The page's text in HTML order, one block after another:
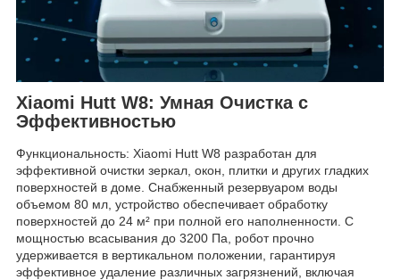
Xiaomi Hutt W8: Умная Очистка с
Эффективностью
Функциональность: Xiaomi Hutt W8 разработан для
эффективной очистки зеркал, окон, плитки и других гладких
поверхностей в доме. Снабженный резервуаром воды
объемом 80 мл, устройство обеспечивает обработку
поверхностей до 24 м² при полной его наполненности. С
мощностью всасывания до 3200 Па, робот прочно
удерживается в вертикальном положении, гарантируя
эффективное удаление различных загрязнений, включая